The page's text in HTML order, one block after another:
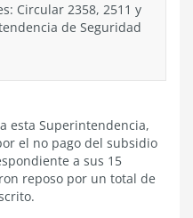
Circular 2358, 2511 y
de Seguridad
esta Superintendencia,
el no pago del subsidio
a sus 15
reposo por un total de